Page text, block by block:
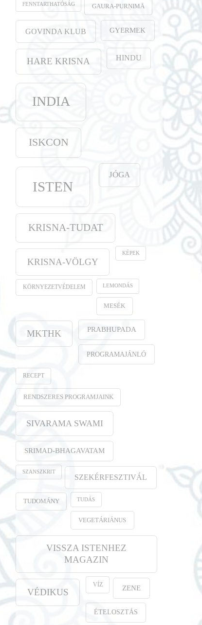
FENNTARTHATÓSÁG GAURA-PURṆIMĀ
GOVINDA KLUB GYERMEK
HARE KRISNA HINDU
INDIA
ISKCON
ISTEN
JÓGA
KRISNA-TUDAT
KRISNA-VÖLGY
KÉPEK
KÖRNYEZETVÉDELEM LEMONDÁS
MESÉK
MKTHK PRABHUPADA
PROGRAMAJÁNLÓ
RECEPT
RENDSZERES PROGRAMJAINK
SIVARAMA SWAMI
SRIMAD-BHAGAVATAM
SZANSZKRIT
SZEKÉRFESZTIVÁL
TUDOMÁNY TUDÁS
VEGETÁRIÁNUS
VISSZA ISTENHEZ
MAGAZIN
VÉDIKUS
VÍZ ZENE
ÉTELOSZTÁS